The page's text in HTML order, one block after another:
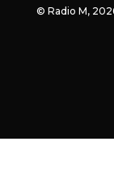
© Radio М,